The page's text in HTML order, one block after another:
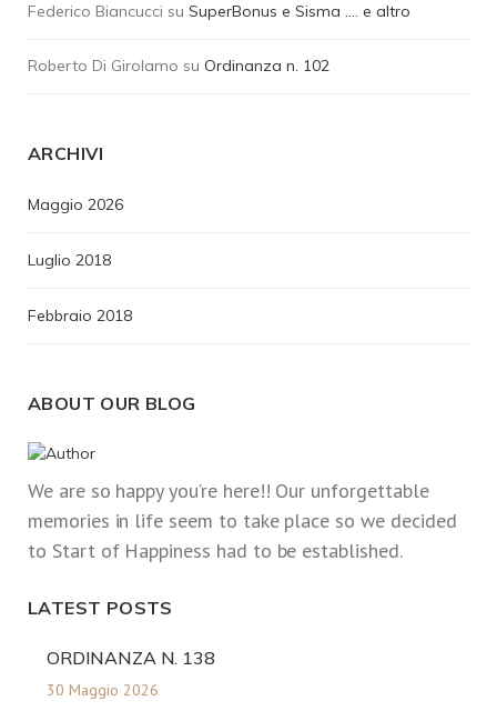
Federico Biancucci su SuperBonus e Sisma …. e altro
Roberto Di Girolamo su Ordinanza n. 102
ARCHIVI
Maggio 2026
Luglio 2018
Febbraio 2018
ABOUT OUR BLOG
We are so happy you’re here!! Our unforgettable
memories in life seem to take place so we decided
to Start of Happiness had to be established.
LATEST POSTS
ORDINANZA N. 138
30 Maggio 2026